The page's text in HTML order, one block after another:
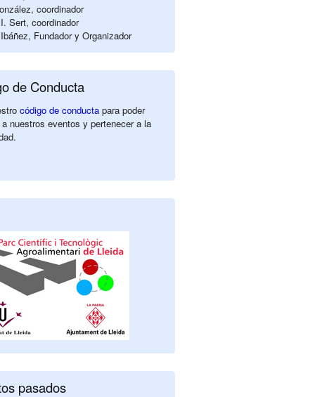
coordinador
Sert, coordinador
Fundador y Organizador
de Conducta
código de conducta para poder
nuestros eventos y pertenecer a la
pasados